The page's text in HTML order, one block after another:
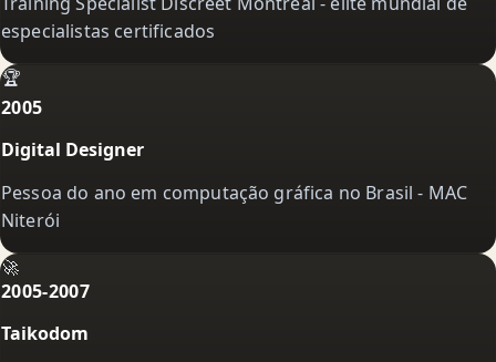
especialistas certificados
🏆
2005
Digital Designer
Pessoa do ano em computação gráfica no Brasil - MAC
Niterói
🚀
2005-2007
Taikodom